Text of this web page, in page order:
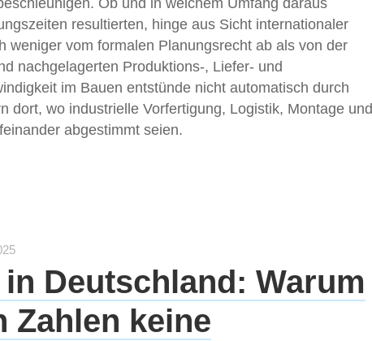
Ob und in welchem Umfang daraus
resultierten, hinge aus Sicht internationaler
weniger vom formalen Planungsrecht ab als von der
nachgelagerten Produktions-, Liefer- und
im Bauen entstünde nicht automatisch durch
dort, wo industrielle Vorfertigung, Logistik, Montage und
abgestimmt seien.
Deutschland: Warum
Zahlen keine